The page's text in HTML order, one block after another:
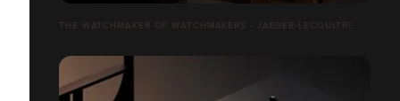
THE WATCHMAKER OF WATCHMAKERS - JAEGER-LECOULTRE